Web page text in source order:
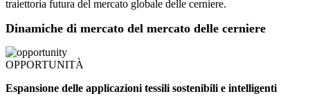
traiettoria futura del mercato globale delle cerniere.
Dinamiche di mercato del mercato delle cerniere
OPPORTUNITÀ
Espansione delle applicazioni tessili sostenibili e intelligenti